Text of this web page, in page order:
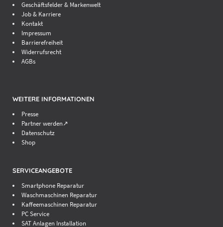
Geschäftsfelder & Markenwelt
Job & Karriere
Kontakt
Impressum
Barrierefreiheit
Widerrufsrecht
AGBs
WEITERE INFORMATIONEN
Presse
Partner werden↗
Datenschutz
Shop
SERVICEANGEBOTE
Smartphone Reparatur
Waschmaschinen Reparatur
Kaffeemaschinen Reparatur
PC Service
SAT Anlagen Installation